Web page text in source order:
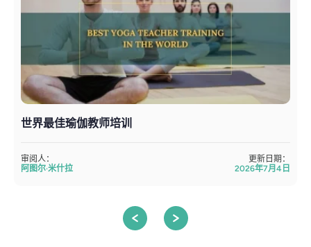
世界最佳瑜伽教师培训
审阅人：
阿图尔·米什拉
更新日期：
2026年7月4日